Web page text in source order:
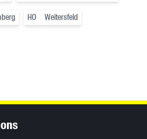
HO Weitersfeld